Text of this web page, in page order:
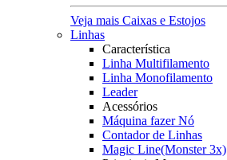
Veja mais Caixas e Estojos
Linhas
Característica
Linha Multifilamento
Linha Monofilamento
Leader
Acessórios
Máquina fazer Nó
Contador de Linhas
Magic Line(Monster 3x)